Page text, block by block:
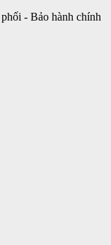
- Bảo hành chính